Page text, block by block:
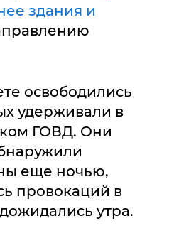
здания и
освободились
удерживали в
ГОВД. Они
еще ночью,
провокаций в
утра.